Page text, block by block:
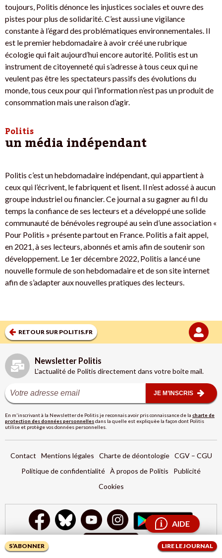
toujours, Politis dénonce les injustices sociales et ouvre des
pistes pour plus de solidarité. C’est aussi une vigilance
constante à l’égard des problématiques environnementales. Il
est le premier hebdomadaire à avoir créé une rubrique
écologie qui fait aujourd’hui encore autorité. Politis est un
instrument de citoyenneté qui s’adresse à tous ceux qui ne
veulent pas être les spectateurs passifs des évolutions du
monde, tous ceux pour qui l’information n’est pas un produit de
consommation mais une raison d’agir.
Politis
un média indépendant
Politis c’est un hebdomadaire indépendant, qui appartient à
ceux qui l’écrivent, le fabriquent et lisent. Il n’est adossé à aucun
groupe industriel ou financier. Ce journal a su gagner au fil du
temps la confiance de ses lecteurs et a développé une solide
communauté de bénévoles regroupé au sein d’une association «
Pour Politis » présente partout en France. Politis a fait appel,
en 2021, à ses lecteurs, abonnés et amis afin de soutenir son
développement. Le 1er décembre 2022, Politis a lancé une
nouvelle formule de son hebdomadaire et de son site internet
afin de s’adapter aux nouvelles pratiques des lecteurs.
RETOUR SUR POLITIS.FR
Newsletter Politis
L'actualité de Politis directement dans votre boite mail.
JE M’INSCRIS
En m'inscrivant à la Newsletter de Politis je reconnais avoir pris connaissance de la charte de
protection des données personnellesdans la quelle est expliquèe la façon dont Politis
utilise et protège vos données personnelles.
Contact Mentions légales Charte de déontologie
CGV – CGU
Politique de confidentialité À propos de Politis
Publicité
Cookies
S’ABONNER LIRE LE JOURNAL
AIDE